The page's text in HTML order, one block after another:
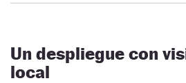
Un despliegue con
local